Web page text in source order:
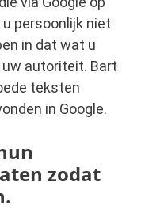
persoonlijk niet
in dat wat u
autoriteit. Bart
teksten
in Google.
zodat